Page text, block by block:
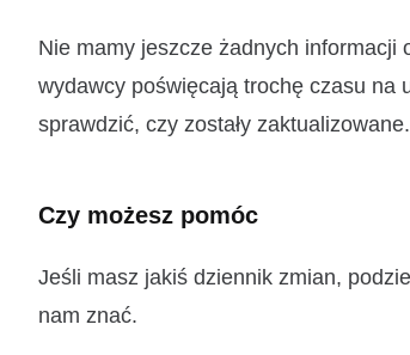
Nie mamy jeszcze żadnych informacji
wydawcy poświęcają trochę czasu na
sprawdzić, czy zostały zaktualizowane.
Czy możesz pomóc
Jeśli masz jakiś dziennik zmian,
nam znać.